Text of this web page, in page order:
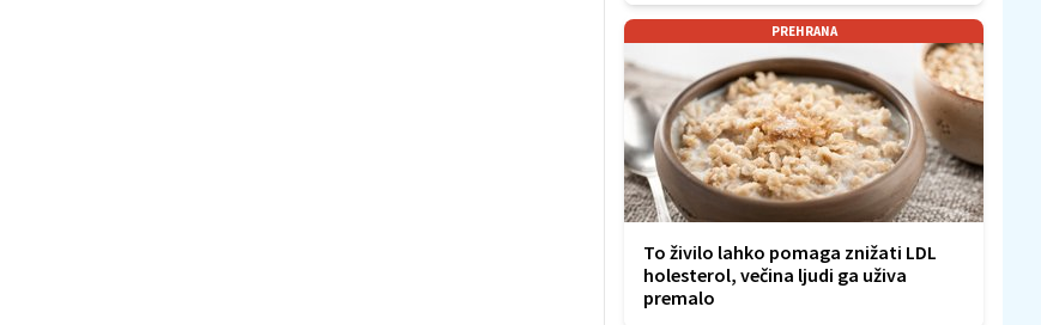
PREHRANA
To živilo lahko pomaga znižati LDL
holesterol, večina ljudi ga uživa
premalo